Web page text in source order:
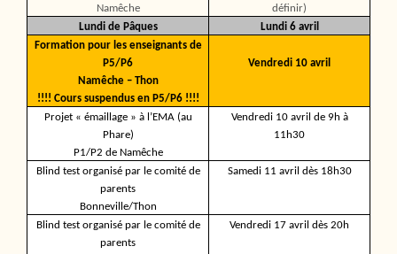
Namêche
définir)
Lundi de Pâques
Lundi 6 avril
Formation pour les enseignants de
P5/P6
Namêche – Thon
!!!! Cours suspendus en P5/P6 !!!!
Vendredi 10 avril
Projet « émaillage » à l’EMA (au
Phare)
P1/P2 de Namêche
Vendredi 10 avril de 9h à
11h30
Blind test organisé par le comité de
parents
Bonneville/Thon
Samedi 11 avril dès 18h30
Blind test organisé par le comité de
parents
Vendredi 17 avril dès 20h